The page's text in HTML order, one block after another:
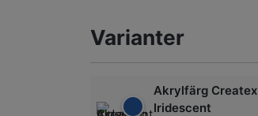
Varianter
Akrylfärg Createx
Iridescent